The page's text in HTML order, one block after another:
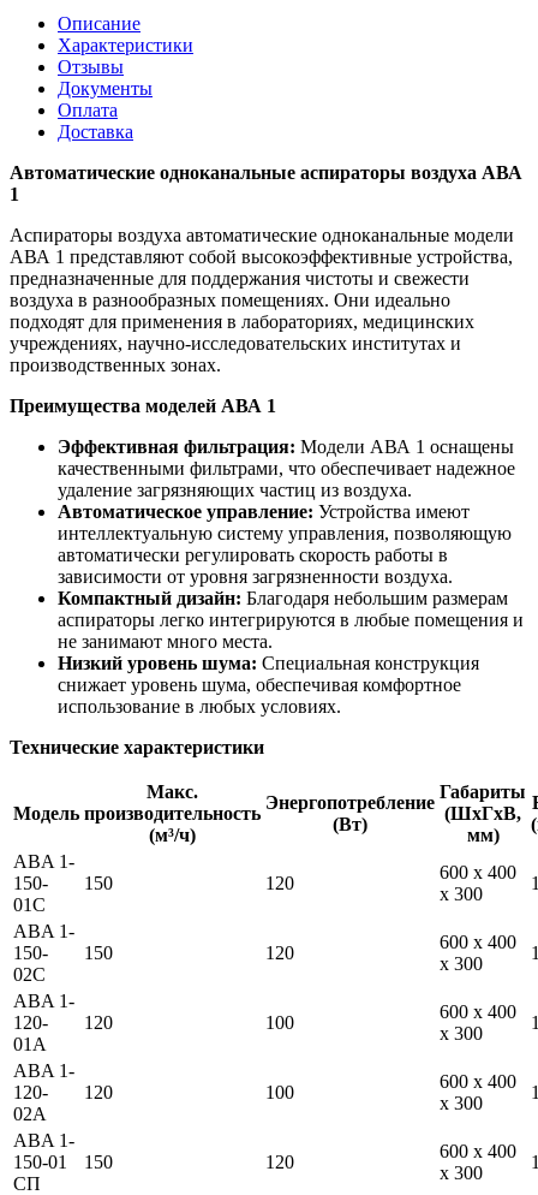
Описание
Характеристики
Отзывы
Документы
Оплата
Доставка
Автоматические одноканальные аспираторы воздуха АВА
1
Аспираторы воздуха автоматические одноканальные модели
АВА 1 представляют собой высокоэффективные устройства,
предназначенные для поддержания чистоты и свежести
воздуха в разнообразных помещениях. Они идеально
подходят для применения в лабораториях, медицинских
учреждениях, научно-исследовательских институтах и
производственных зонах.
Преимущества моделей АВА 1
Эффективная фильтрация: Модели АВА 1 оснащены
качественными фильтрами, что обеспечивает надежное
удаление загрязняющих частиц из воздуха.
Автоматическое управление: Устройства имеют
интеллектуальную систему управления, позволяющую
автоматически регулировать скорость работы в
зависимости от уровня загрязненности воздуха.
Компактный дизайн: Благодаря небольшим размерам
аспираторы легко интегрируются в любые помещения и
не занимают много места.
Низкий уровень шума: Специальная конструкция
снижает уровень шума, обеспечивая комфортное
использование в любых условиях.
Технические характеристики
Модель
Макс.
производительность
(м³/ч)
Энергопотребление
(Вт)
Габариты
(ШxГxВ,
мм)
ABA 1-
150-
01C
150 120
600 x 400
x 300
ABA 1-
150-
02C
150 120
600 x 400
x 300
ABA 1-
120-
01A
120 100
600 x 400
x 300
ABA 1-
120-
02A
120 100
600 x 400
x 300
ABA 1-
150-01
СП
150 120
600 x 400
x 300